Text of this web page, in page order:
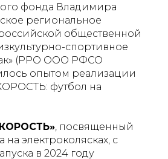
фонда Владимира
региональное
общественной
спортивное
(РРО ООО РФСО
опытом реализации
футбол на
, посвященный
электроколясках, с
в 2024 году